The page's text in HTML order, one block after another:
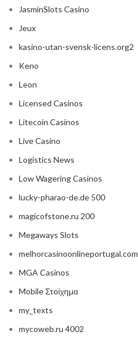
JasminSlots Casino
Jeux
kasino-utan-svensk-licens.org2
Keno
Leon
Licensed Casinos
Litecoin Casinos
Live Casino
Logistics News
Low Wagering Casinos
lucky-pharao-de.de 500
magicofstone.ru 200
Megaways Slots
melhorcasinoonlineportugal.com
MGA Casinos
Mobile Στοίχημα
my_texts
mycoweb.ru 4002